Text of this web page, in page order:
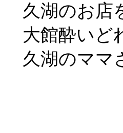
のお店を
酔いど
のママさ